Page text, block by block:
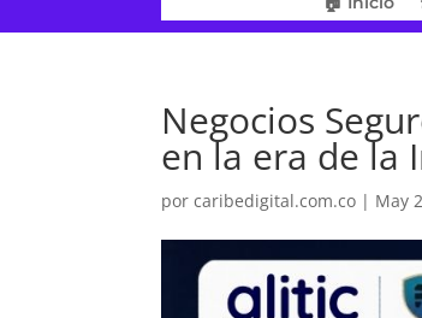
Negocios
en la era de la
porcaribedigital.com.co | May